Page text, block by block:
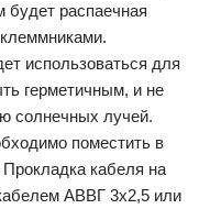
распаечная
использоваться для
герметичным, и не
солнечных лучей.
поместить в
кабеля на
АВВГ 3х2,5 или